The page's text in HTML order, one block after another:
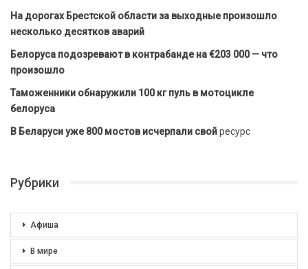
На дорогах Брестской области за выходные произошло
несколько десятков аварий
Белоруса подозревают в контрабанде на €203 000 — что
произошло
Таможенники обнаружили 100 кг пуль в мотоцикле
белоруса
В Беларуси уже 800 мостов исчерпали свойресурс
Рубрики
Афиша
В мире